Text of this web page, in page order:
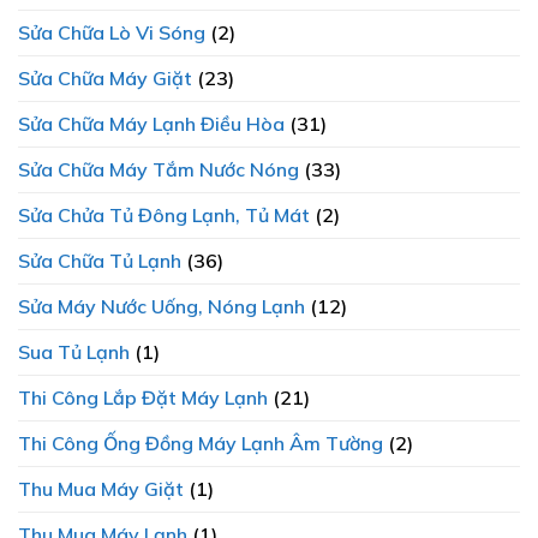
Sửa Chữa Lò Vi Sóng (2)
Sửa Chữa Máy Giặt (23)
Sửa Chữa Máy Lạnh Điều Hòa (31)
Sửa Chữa Máy Tắm Nước Nóng (33)
Sửa Chửa Tủ Đông Lạnh, Tủ Mát (2)
Sửa Chữa Tủ Lạnh (36)
Sửa Máy Nước Uống, Nóng Lạnh (12)
Sua Tủ Lạnh (1)
Thi Công Lắp Đặt Máy Lạnh (21)
Thi Công Ống Đồng Máy Lạnh Âm Tường (2)
Thu Mua Máy Giặt (1)